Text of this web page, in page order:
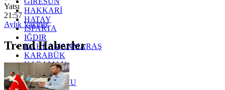
HAKKARİ
HATAY
ISPARTA
IĞDIR
KAHRAMANMARAŞ
KARABÜK
KARAMAN
KARS
KASTAMONU
Yatsı
21:57
Aylık Vakitler
Trend Haberler